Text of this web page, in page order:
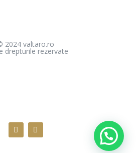
2024 valtaro.ro
drepturile rezervate